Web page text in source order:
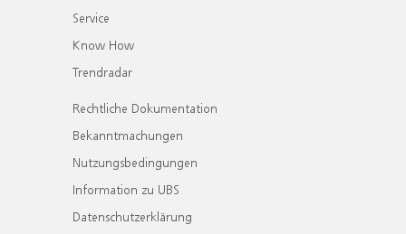
Service
Know How
Trendradar
Rechtliche Dokumentation
Bekanntmachungen
Nutzungsbedingungen
Information zu UBS
Datenschutzerklärung